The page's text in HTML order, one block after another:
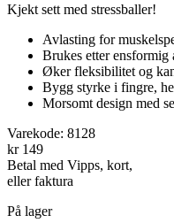
Kjekt sett med stressballer!
Avlasting for
Brukes etter ensformig
Øker fleksibilitet og
Bygg styrke i fingre,
Morsomt design med
Varekode: 8128
kr 149
Betal med Vipps, kort,
eller faktura
På lager